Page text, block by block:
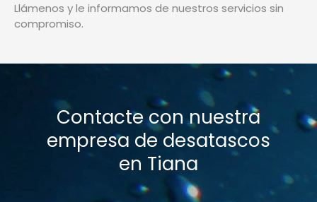
Llámenos y le informamos de nuestros servicios sin
compromiso.
Contacte con nuestra
empresa de desatascos
en Tiana